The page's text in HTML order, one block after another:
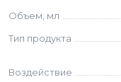
Объем, мл
Тип продукта
Воздействие